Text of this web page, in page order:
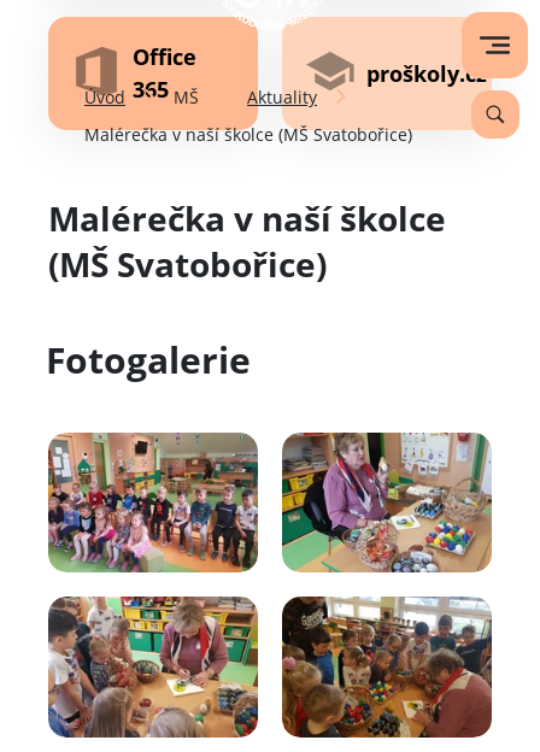
Office
365
proškoly.cz
Úvod MŠ
Aktuality
Malérečka v naší školce (MŠ Svatobořice)
Malérečka v naší školce
(MŠ Svatobořice)
Fotogalerie